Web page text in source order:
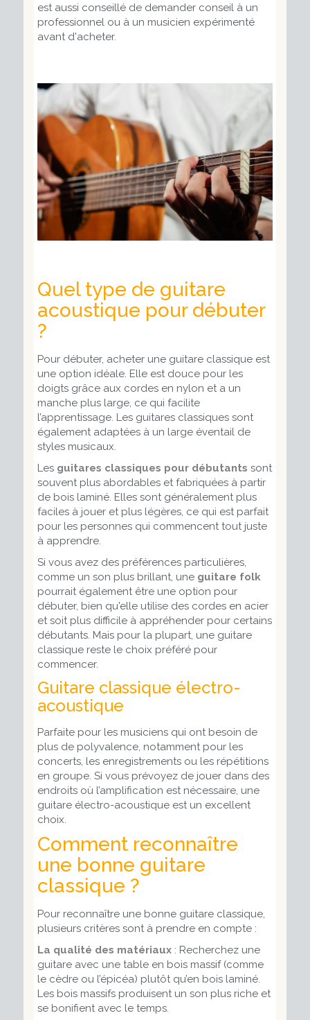
est aussi conseillé de demander conseil à un
professionnel ou à un musicien expérimenté
avant d'acheter.
Quel type de guitare
acoustique pour débuter
?
Pour débuter, acheter une guitare classique est
une option idéale. Elle est douce pour les
doigts grâce aux cordes en nylon et a un
manche plus large, ce qui facilite
l’apprentissage. Les guitares classiques sont
également adaptées à un large éventail de
styles musicaux.
Les guitares classiques pour débutants sont
souvent plus abordables et fabriquées à partir
de bois laminé. Elles sont généralement plus
faciles à jouer et plus légères, ce qui est parfait
pour les personnes qui commencent tout juste
à apprendre.
Si vous avez des préférences particulières,
comme un son plus brillant, une guitare folk
pourrait également être une option pour
débuter, bien qu'elle utilise des cordes en acier
et soit plus difficile à appréhender pour certains
débutants. Mais pour la plupart, une guitare
classique reste le choix préféré pour
commencer.
Guitare classique électro-
acoustique
Parfaite pour les musiciens qui ont besoin de
plus de polyvalence, notamment pour les
concerts, les enregistrements ou les répétitions
en groupe. Si vous prévoyez de jouer dans des
endroits où l’amplification est nécessaire, une
guitare électro-acoustique est un excellent
choix.
Comment reconnaître
une bonne guitare
classique ?
Pour reconnaître une bonne guitare classique,
plusieurs critères sont à prendre en compte :
La qualité des matériaux: Recherchez une
guitare avec une table en bois massif (comme
le cèdre ou l’épicéa) plutôt qu’en bois laminé.
Les bois massifs produisent un son plus riche et
se bonifient avec le temps.